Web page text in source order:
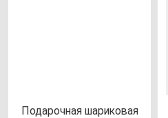
Пода­роч­ная ша­ри­ко­вая